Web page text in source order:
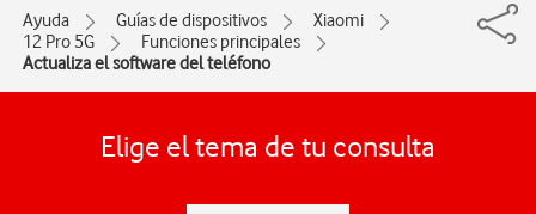
Ayuda Guías de dispositivos
Xiaomi
12 Pro 5G
Funciones principales
Actualiza el software del teléfono
Elige el tema de tu consulta